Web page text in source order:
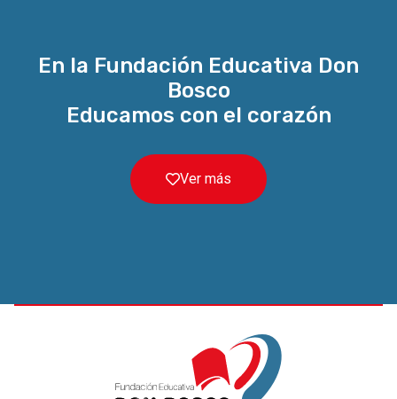
En la Fundación Educativa Don
Bosco
Educamos con el corazón
Ver más